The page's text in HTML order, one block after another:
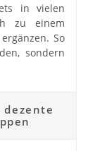
in vielen
zu einem
So
sondern
dezente